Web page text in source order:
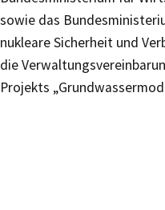
sowie das
nukleare Sicherheit und
die
Projekts